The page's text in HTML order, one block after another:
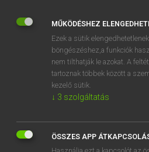
contre-courant
SZOTAR.NET
BEÉPÜLŐ
ONLINE
MŰKÖDÉSHEZ
Ezek a sütik
böngészéshez,a funkciók
nem tilthatják le azokat. A
tartoznak többek között a
kezelő sütik.
↓ 3 szolgáltatás
ÖSSZES APP